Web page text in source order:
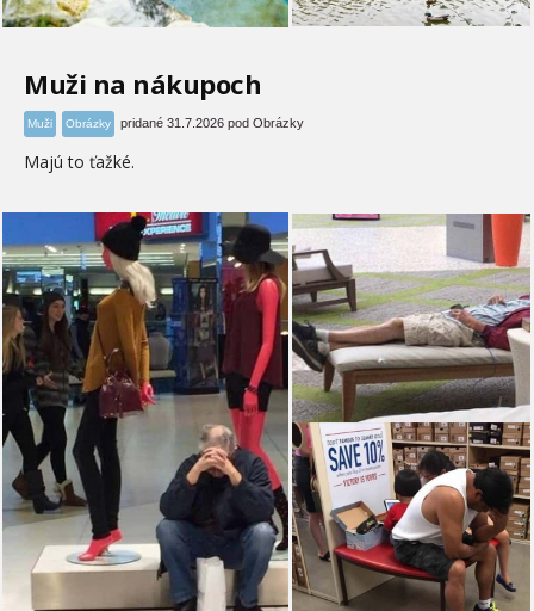
Muži na nákupoch
Muži Obrázky pridané 31.7.2026 pod Obrázky
Majú to ťažké.